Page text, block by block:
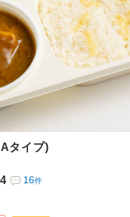
ことができました！大満足
親会›ランチ会
町
2025/06/19
タイプ)
16件